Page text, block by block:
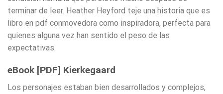
terminar de leer. Heather Heyford teje una historia que es
libro en pdf conmovedora como inspiradora, perfecta para
quienes alguna vez han sentido el peso de las
expectativas.
eBook [PDF] Kierkegaard
Los personajes estaban bien desarrollados y complejos,